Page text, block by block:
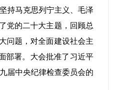
持马克思列宁主义、毛泽
党的二十大主题，回顾总
问题，对全面建设社会主
部署。大会批准了习近平
届中央纪律检查委员会的